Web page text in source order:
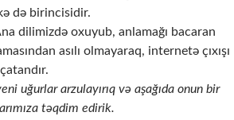
də birincisidir.
dilimizdə oxuyub, anlamağı bacaran
asılı olmayaraq, internetə çıxışı
uğurlar arzulayırıq və aşağıda onun bir
təqdim edirik.